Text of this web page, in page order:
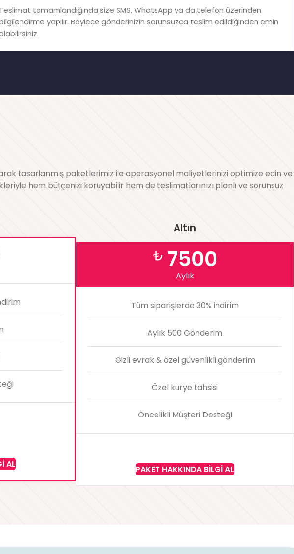
Teslimat tamamlandığında size SMS, WhatsApp ya da telefon üzerinden
yapılır. Böylece gönderinizin sorunsuzca teslim edildiğinden emin
tasarlanmış paketlerimiz ile operasyonel maliyetlerinizi optimize edin ve
hem bütçenizi koruyabilir hem de teslimatlarınızı planlı ve sorunsuz
AL
Altın
₺ 7500
Aylık
Tüm siparişlerde 30% indirim
Aylık 500 Gönderim
Gizli evrak & özel güvenlikli gönderim
Özel kurye tahsisi
Öncelikli Müşteri Desteği
PAKET HAKKINDA BILGI AL